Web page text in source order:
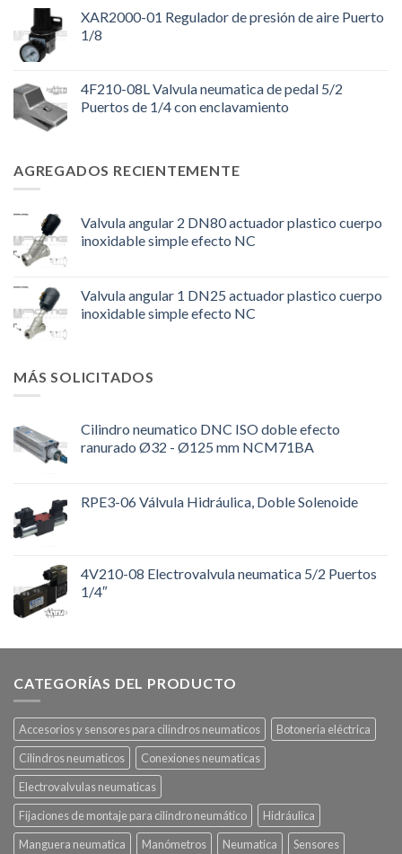
XAR2000-01 Regulador de presión de aire Puerto
1/8
4F210-08L Valvula neumatica de pedal 5/2
Puertos de 1/4 con enclavamiento
AGREGADOS RECIENTEMENTE
Valvula angular 2 DN80 actuador plastico cuerpo
inoxidable simple efecto NC
Valvula angular 1 DN25 actuador plastico cuerpo
inoxidable simple efecto NC
MÁS SOLICITADOS
Cilindro neumatico DNC ISO doble efecto
ranurado Ø32 - Ø125 mm NCM71BA
RPE3-06 Válvula Hidráulica, Doble Solenoide
4V210-08 Electrovalvula neumatica 5/2 Puertos
1/4″
CATEGORÍAS DEL PRODUCTO
Accesorios y sensores para cilindros neumaticos
Botoneria eléctrica
Cilindros neumaticos
Conexiones neumaticas
Electrovalvulas neumaticas
Fijaciones de montaje para cilindro neumático
Hidráulica
Manguera neumatica
Manómetros Neumatica Sensores